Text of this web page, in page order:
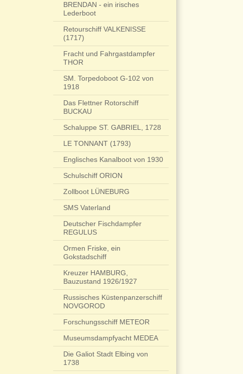
BRENDAN - ein irisches
Lederboot
Retourschiff VALKENISSE
(1717)
Fracht und Fahrgastdampfer
THOR
SM. Torpedoboot G-102 von
1918
Das Flettner Rotorschiff
BUCKAU
Schaluppe ST. GABRIEL, 1728
LE TONNANT (1793)
Englisches Kanalboot von 1930
Schulschiff ORION
Zollboot LÜNEBURG
SMS Vaterland
Deutscher Fischdampfer
REGULUS
Ormen Friske, ein
Gokstadschiff
Kreuzer HAMBURG,
Bauzustand 1926/1927
Russisches Küstenpanzerschiff
NOVGOROD
Forschungsschiff METEOR
Museumsdampfyacht MEDEA
Die Galiot Stadt Elbing von
1738